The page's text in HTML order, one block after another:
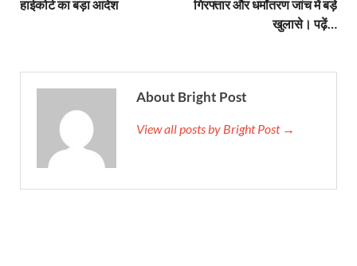
हाईकोर्ट का बड़ा आदेश
गिरफ्तार और धर्मांतरण जांच में बड़े
खुलासे। पढ़ें…
About Bright Post
View all posts by Bright Post →